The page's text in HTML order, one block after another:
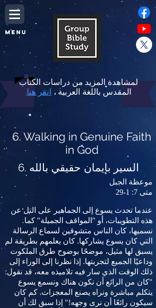
MENU
لمشاهدة المزيد من دراسات الكتاب
المقدس باللغة العربية ، انقر هنا.
6. Walking in Genuine Faith
in God
6. السير بإيمان حقيقي بالله
موعظة الجبل
متى 7: 1-29
عندما تحدث يسوع إلى الجماهير على التل عن
هذه التطويبات، أو "المواقف الجميلة" كما
نسميها، كان الناس متشوقين لسماع الرسالة
التي كان يسوع يشاركها. كان يعلمهم بطريقة لم
يسبق لها مثيل، موضحًا بوضوح طرق الملكوت
وداعيًا الجميع لتجربتها. إذا نظرنا إلى الوراء إلى
ذلك الوقت الذي سار فيه تلاميذه معه، قد نقول:
"كان من الرائع أن نكون هناك ونسمع يسوع
يتكلم مباشرة ونراه يصنع المعجزات. كم كان
سيكون رائعًا أن نرى وجهه!" إذا سبق لك أن